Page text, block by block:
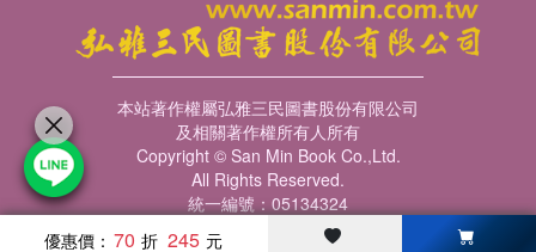
擊敗大魔王sdLDL，多吃燕麥、開心果、酪梨；擊敗大魔王
oxLDL，多吃烏龍茶、可可、越橘、葡萄籽萃取物。
▌Point 5＞認清高鹽飲食如何被誤解，低鹽飲食過度推崇的弊端
將高血壓歸因於鹽分攝取過高，結論過於簡單化，但是人體機制很
複雜且影響血壓因素更多元。反觀，減鹽本為降壓，結果當體內的
鈉越少，就會加重腎臟工作量來回收鈉。鹽並沒有這麼十惡不赦，
適量的鹽可以幫助調節體液平衡、維持肌肉收縮、幫助神經傳導、
優惠價： 70 245
本站著作權屬弘雅三民圖書股份有限公司
及相關著作權所有人所有
Copyright © San Min Book Co.,Ltd.
All Rights Reserved.
統一編號：05134324